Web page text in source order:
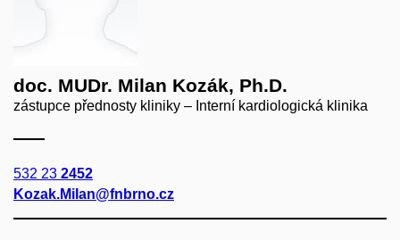
doc. MUDr. Milan Kozák, Ph.D.
zástupce přednosty kliniky – Interní kardiologická klinika
532 23 2452
Kozak.Milan@fnbrno.cz